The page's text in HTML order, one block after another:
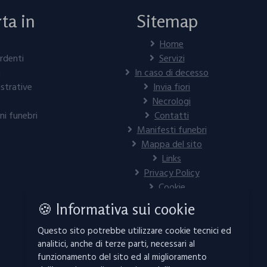
in
funebri
Sitemap
Home
Servizi
In caso di decesso
Invia fiori
Necrologi
Contatti
Manifesti funebri
Mappa del sito
Links
Privacy Policy
Cookie
🍪 Informativa sui cookie
Questo sito potrebbe utilizzare cookie tecnici ed
analitici, anche di terze parti, necessari al
funzionamento del sito ed al miglioramento